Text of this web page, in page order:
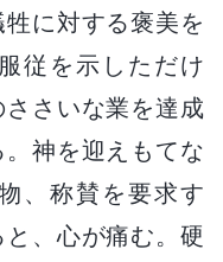
に対する褒美を
従を示しただけ
さいな業を達成
神を迎えもてな
、称賛を要求す
、心が痛む。硬